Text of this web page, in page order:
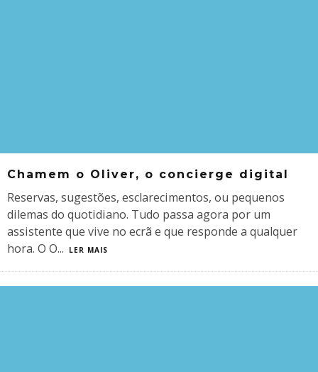
Chamem o Oliver, o concierge digital
Reservas, sugestões, esclarecimentos, ou pequenos
dilemas do quotidiano. Tudo passa agora por um
assistente que vive no ecrã e que responde a qualquer
hora. O O... LER MAIS